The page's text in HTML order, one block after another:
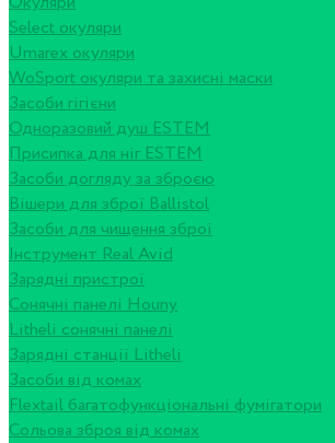
Select окуляри
Umarex окуляри
WoSport окуляри та захисні маски
Засоби гігієни
Одноразовий душ ESTEM
Присипка для ніг ESTEM
Засоби догляду за зброєю
Вішери для зброї Ballistol
Засоби для чищення зброї
Інструмент Real Avid
Зарядні пристрої
Сонячні панелі Houny
Litheli сонячні панелі
Зарядні станції Litheli
Засоби від комах
Flextail багатофункціональні фумігатори
Сольова зброя від комах